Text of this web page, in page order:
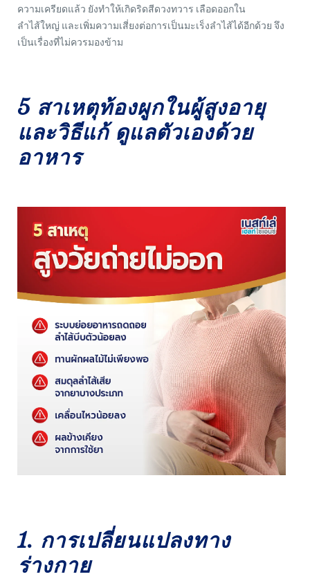
ความเครียดแล้ว ยังทำให้เกิดริดสีดวงทวาร เลือดออกใน
ลำไส้ใหญ่ และเพิ่มความเสี่ยงต่อการเป็นมะเร็งลำไส้ได้อีกด้วย จึง
เป็นเรื่องที่ไม่ควรมองข้าม
5 สาเหตุท้องผูกในผู้สูงอายุ
และวิธีแก้ ดูแลตัวเองด้วย
อาหาร
1. การเปลี่ยนแปลงทาง
ร่างกาย